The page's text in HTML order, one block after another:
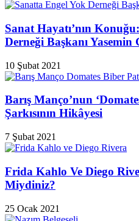
Sanat Hayatı’nın
Derneği Başkanı
10 Şubat 2021
Barış Manço’nun
Şarkısının Hikâyesi
7 Şubat 2021
Frida Kahlo Ve Diego
Miydiniz?
25 Ocak 2021